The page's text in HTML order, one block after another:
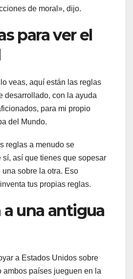
de moral», dijo.
para ver el
veas, aquí están las reglas
desarrollado, con la ayuda
para mi propio
del Mundo.
reglas a menudo se
sí, así que tienes que sopesar
una sobre la otra. Eso
tus propias reglas.
a una antigua
a Estados Unidos sobre
ambos países jueguen en la